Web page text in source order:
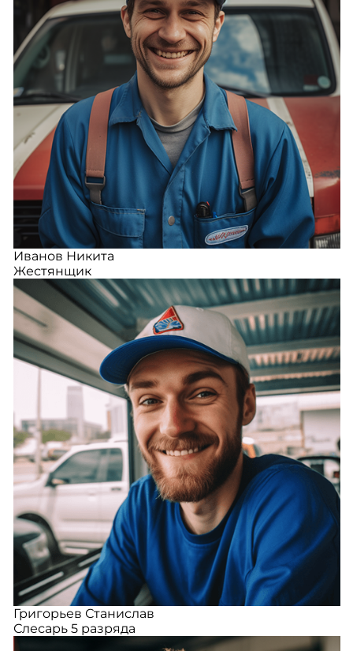
Иванов Никита
Жестянщик
Григорьев Станислав
Слесарь 5 разряда